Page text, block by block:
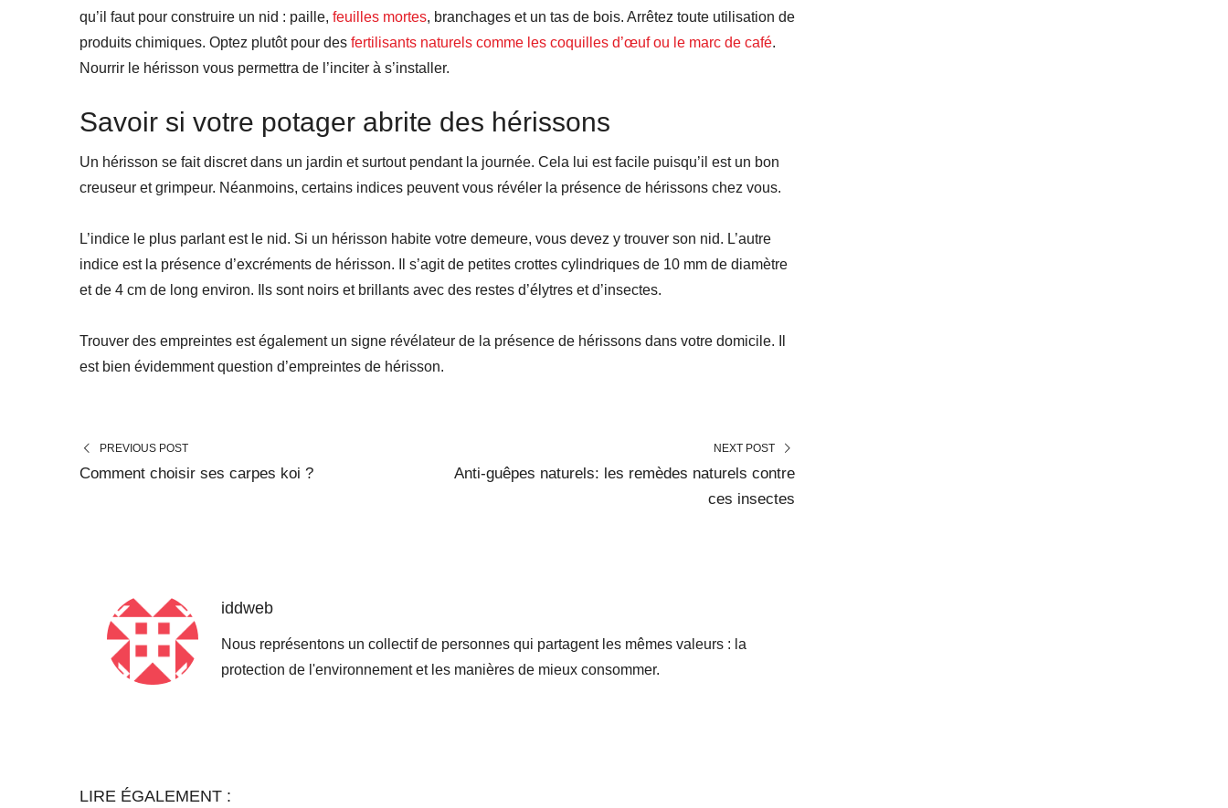
qu’il faut pour construire un nid : paille, feuilles mortes, branchages et un tas de bois. Arrêtez toute utilisation de
produits chimiques. Optez plutôt pour des fertilisants naturels comme les coquilles d’œuf ou le marc de café.
Nourrir le hérisson vous permettra de l’inciter à s’installer.
Savoir si votre potager abrite des hérissons
Un hérisson se fait discret dans un jardin et surtout pendant la journée. Cela lui est facile puisqu’il est un bon
creuseur et grimpeur. Néanmoins, certains indices peuvent vous révéler la présence de hérissons chez vous.
L’indice le plus parlant est le nid. Si un hérisson habite votre demeure, vous devez y trouver son nid. L’autre
indice est la présence d’excréments de hérisson. Il s’agit de petites crottes cylindriques de 10 mm de diamètre
et de 4 cm de long environ. Ils sont noirs et brillants avec des restes d’élytres et d’insectes.
Trouver des empreintes est également un signe révélateur de la présence de hérissons dans votre domicile. Il
est bien évidemment question d’empreintes de hérisson.
PREVIOUS POST
Comment choisir ses carpes koi ?
NEXT POST
Anti-guêpes naturels: les remèdes naturels contre
ces insectes
iddweb
Nous représentons un collectif de personnes qui partagent les mêmes valeurs : la
protection de l'environnement et les manières de mieux consommer.
LIRE ÉGALEMENT :